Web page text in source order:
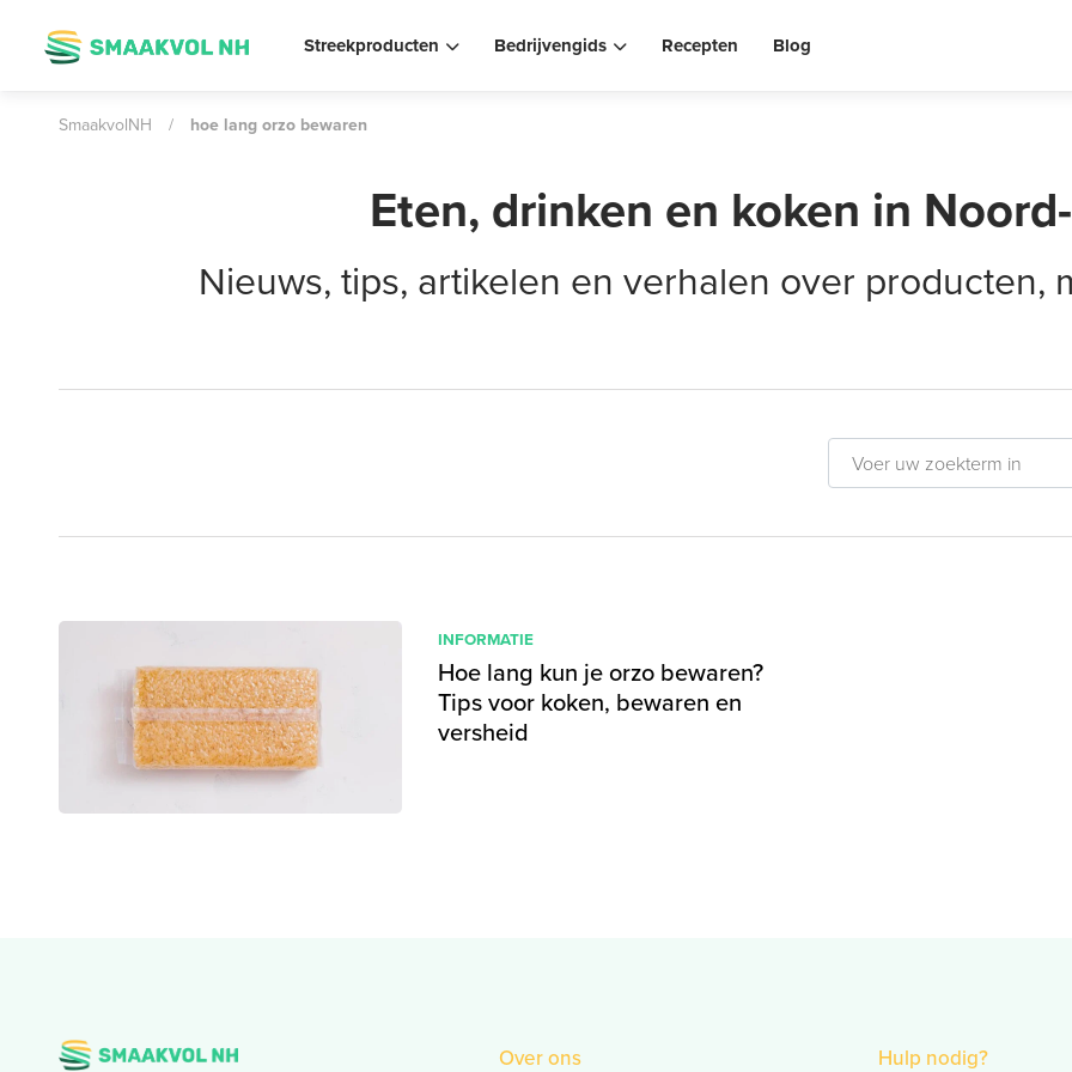
Streekproducten Bedrijvengids Recepten Blog
SmaakvolNH / hoe lang orzo bewaren
Eten, drinken en koken in
Nieuws, tips, artikelen en verhalen over producten,
INFORMATIE
Hoe lang kun je orzo bewaren?
Tips voor koken, bewaren en
versheid
Over ons Hulp nodig?